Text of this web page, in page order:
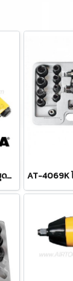
AT-5247K บล็อกลมพร้อมชุดลูกบล็อก (งานหนัก) 1/2" / 4 หุน แรงบิด 400 FTLBS ความเร็วรอบ 7000 RPM ลูกบล็อก 17,19,21 มม. พูม่า "PUMA"